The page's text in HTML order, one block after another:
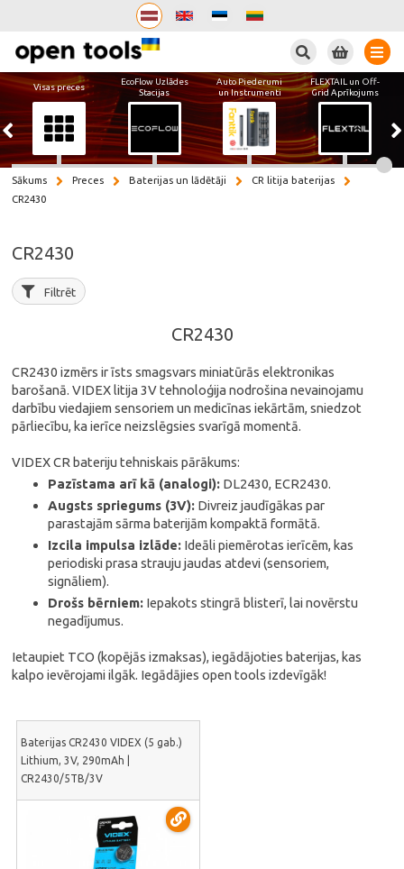
Visas preces
EcoFlow Uzlādes
Stacijas
Auto Piederumi
un Instrumenti
FLEXTAIL un Off-
Grid Aprīkojums
Sākums Preces Baterijas un lādētāji
CR litija baterijas
CR2430
CR2430
Filtrēt
CR2430
CR2430 izmērs ir īsts smagsvars miniatūrās elektronikas
barošanā. VIDEX litija 3V tehnoloģija nodrošina nevainojamu
darbību viedajiem sensoriem un medicīnas iekārtām, sniedzot
pārliecību, ka ierīce neizslēgsies svarīgā momentā.
VIDEX CR bateriju tehniskais pārākums:
Pazīstama arī kā (analogi): DL2430, ECR2430.
Augsts spriegums (3V): Divreiz jaudīgākas par
parastajām sārma baterijām kompaktā formātā.
Izcila impulsa izlāde: Ideāli piemērotas ierīcēm, kas
periodiski prasa strauju jaudas atdevi (sensoriem,
signāliem).
Drošs bērniem: Iepakots stingrā blisterī, lai novērstu
negadījumus.
Ietaupiet TCO (kopējās izmaksas), iegādājoties baterijas, kas
kalpo ievērojami ilgāk. Iegādājies open tools izdevīgāk!
Baterijas CR2430 VIDEX (5 gab.)
Lithium, 3V, 290mAh |
CR2430/5TB/3V